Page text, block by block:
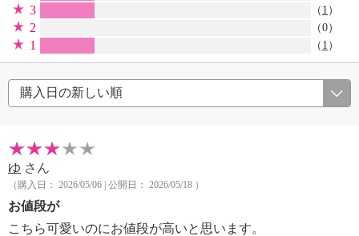
3 （ 1 ）
2 （0）
1 （ 1 ）
ゆ さん
（購入日： 2026/05/06 | 公開日： 2026/05/18 ）
お値段が
こちら可愛いのにお値段が高いと思います。